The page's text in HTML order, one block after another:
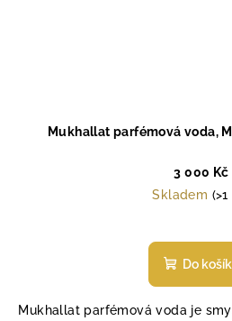
Mukhallat parfémová voda,
3 000 Kč
Skladem
Do
Mukhallat parfémová voda je